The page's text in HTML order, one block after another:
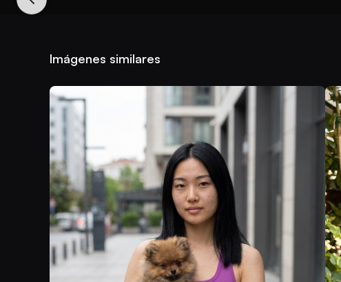
Imágenes similares